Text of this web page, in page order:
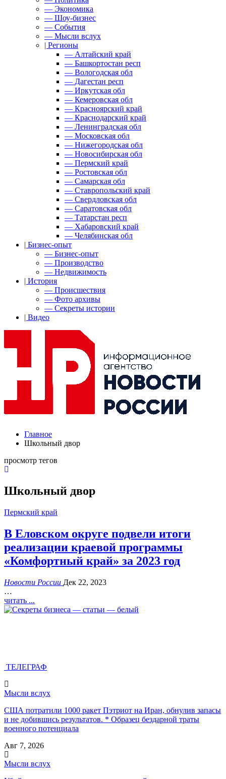
— Экономика
— Шоу-бизнес
— События
— Мысли вслух
| Регионы
— Алтайский край
— Башкортостан респ
— Вологодская обл
— Дагестан респ
— Иркутская обл
— Кемеровская обл
— Красноярский край
— Краснодарский край
— Ленинградская обл
— Московская обл
— Нижегородская обл
— Новосибирская обл
— Пермский край
— Ростовская обл
— Самарская обл
— Ставропольский край
— Свердловская обл
— Саратовская обл
— Татарстан респ
— Хабаровский край
— Челябинская обл
| Бизнес-опыт
— Бизнес-опыт
— Производство
— Недвижимость
| История
— Происшествия
— Фото архивы
— Секреты истории
| Видео
Главное
Школьный двор
просмотр тегов
Школьный двор
Пермский край
В Еловском округе подвели итоги
реализации краевой программы
«Комфортный край» за 2023 год
Новости России Дек 22, 2023
…
читать ...
ТЕЛЕГРАФ
Мысли вслух
США потратили 1000 ракет Пэтриот на Иран, обнулив запасы
и не добившись результатов. * Образец бездарной траты
военного потенциала
Авг 7, 2026
Мысли вслух